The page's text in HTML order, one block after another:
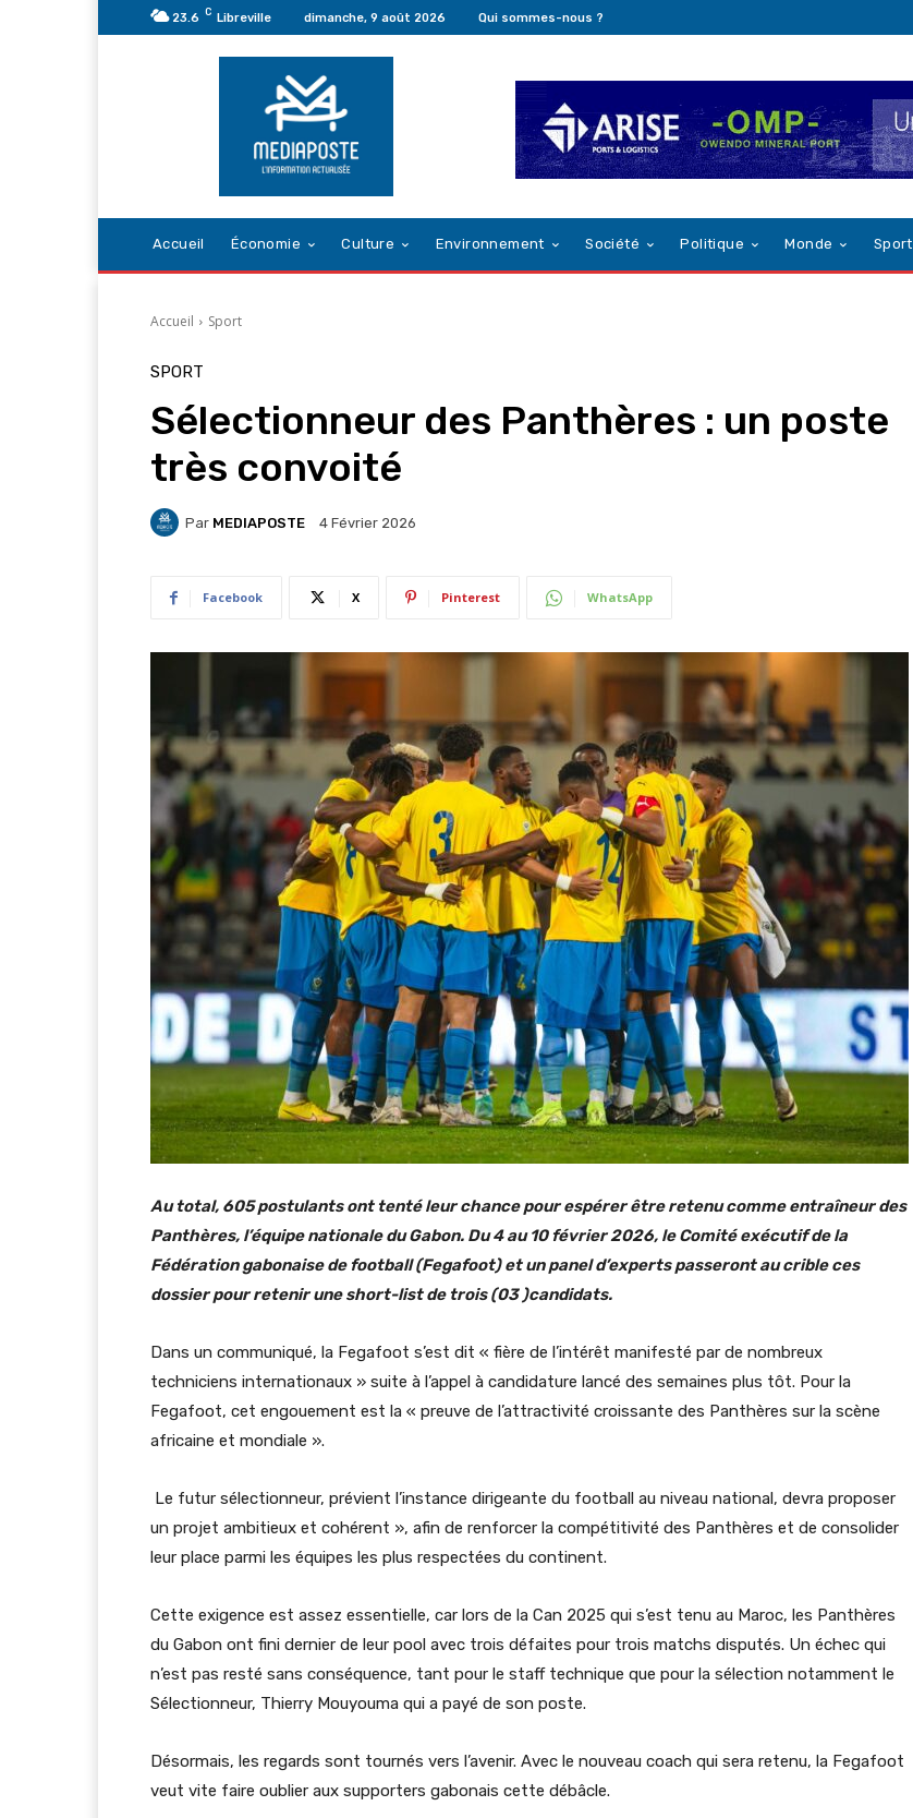
23.6 C Libreville dimanche, 9 août 2026 Qui sommes-nous ?
Accueil Économie Culture Environnement Société Politique Monde Sport
Accueil Sport
SPORT
Sélectionneur des Panthères : un poste
très convoité
Par MEDIAPOSTE 4 Février 2026
Facebook X Pinterest WhatsApp
Au total, 605 postulants ont tenté leur chance pour espérer être retenu comme entraîneur des
Panthères, l’équipe nationale du Gabon. Du 4 au 10 février 2026, le Comité exécutif de la
Fédération gabonaise de football (Fegafoot) et un panel d’experts passeront au crible ces
dossier pour retenir une short-list de trois (03 )candidats.
Dans un communiqué, la Fegafoot s’est dit « fière de l’intérêt manifesté par de nombreux
techniciens internationaux » suite à l’appel à candidature lancé des semaines plus tôt. Pour la
Fegafoot, cet engouement est la « preuve de l’attractivité croissante des Panthères sur la scène
africaine et mondiale ».
Le futur sélectionneur, prévient l’instance dirigeante du football au niveau national, devra proposer
un projet ambitieux et cohérent », afin de renforcer la compétitivité des Panthères et de consolider
leur place parmi les équipes les plus respectées du continent.
Cette exigence est assez essentielle, car lors de la Can 2025 qui s’est tenu au Maroc, les Panthères
du Gabon ont fini dernier de leur pool avec trois défaites pour trois matchs disputés. Un échec qui
n’est pas resté sans conséquence, tant pour le staff technique que pour la sélection notamment le
Sélectionneur, Thierry Mouyouma qui a payé de son poste.
Désormais, les regards sont tournés vers l’avenir. Avec le nouveau coach qui sera retenu, la Fegafoot
veut vite faire oublier aux supporters gabonais cette débâcle.